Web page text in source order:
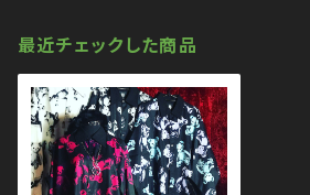
最近チェックした商品